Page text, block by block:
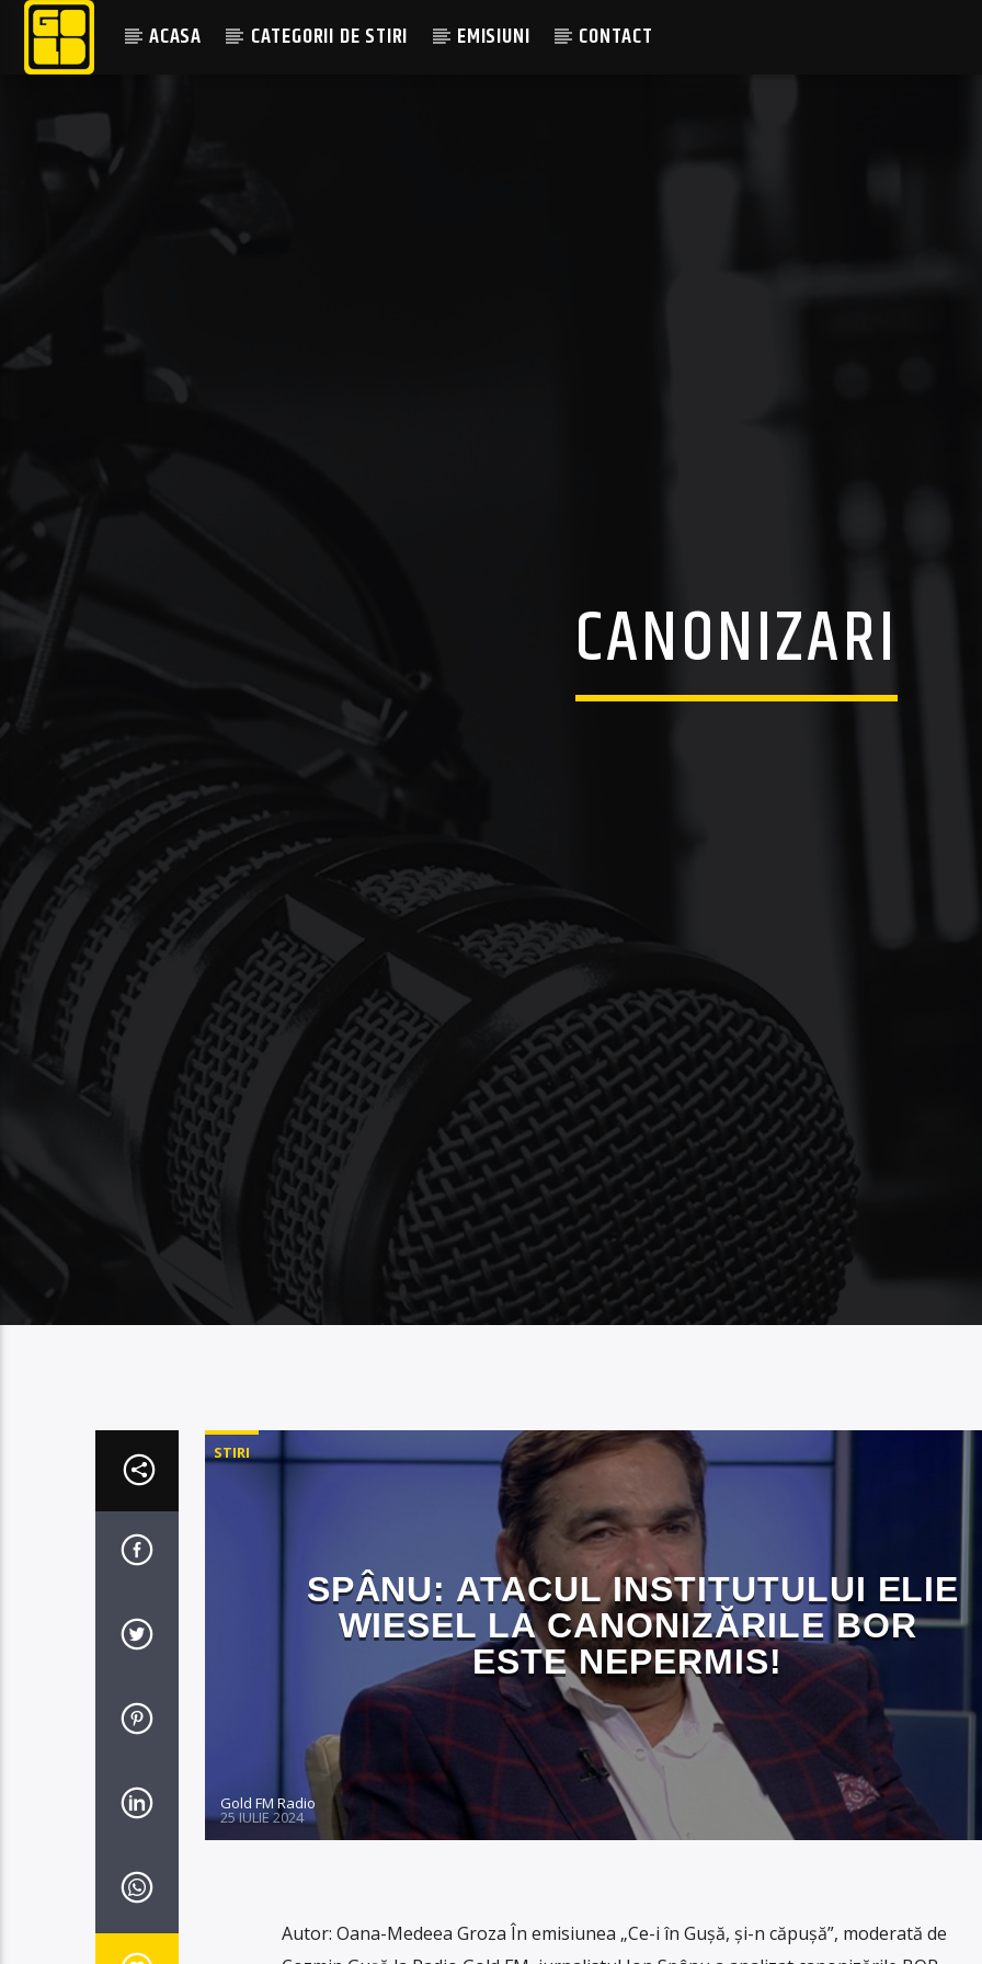
ACASA CATEGORII DE STIRI EMISIUNI CONTACT
CANONIZARI
STIRI
SPÂNU: ATACUL INSTITUTULUI ELIE
WIESEL LA CANONIZĂRILE BOR
ESTE NEPERMIS!
Gold FM Radio
25 IULIE 2024
Autor: Oana-Medeea Groza În emisiunea „Ce-i în Gușă, și-n căpușă”, moderată de